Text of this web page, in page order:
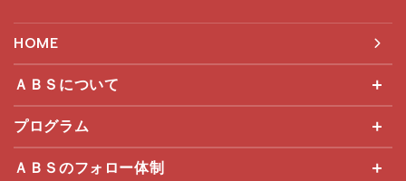
HOME
ＡＢＳについて
プログラム
ＡＢＳのフォロー体制